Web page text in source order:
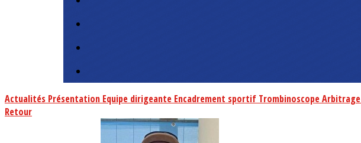
Actualités Présentation Equipe dirigeante Encadrement sportif TrombinoscopeArbitrage
Retour